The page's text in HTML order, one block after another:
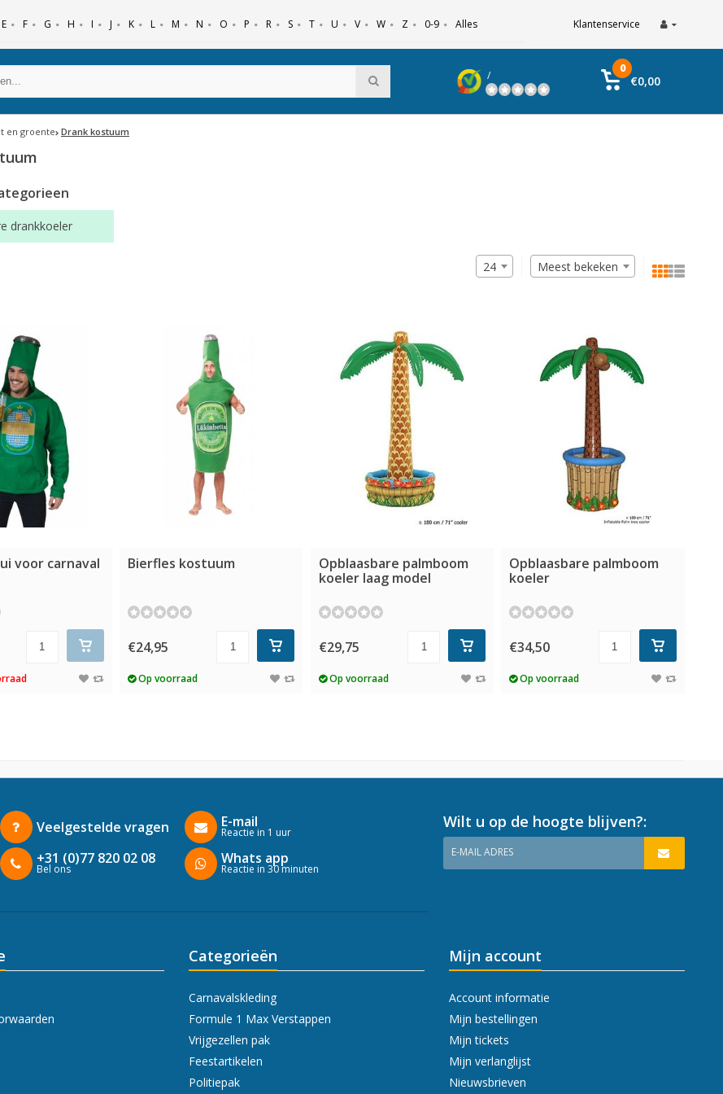
E F G H I J K L M N O P R S T U V W Z 0-9 Alles Klantenservice
/
0
€0,00
en groente Drank kostuum
drankkoeler
Meest bekeken
24
voor carnaval Bierfles kostuum
€24,95
Op voorraad
Opblaasbare palmboom
koeler laag model
€29,75
Op voorraad
Opblaasbare palmboom
koeler
€34,50
Op voorraad
Veelgestelde vragen
+31 (0)77 820 02 08
Bel ons
E-mail
Reactie in 1 uur
Whats app
Reactie in 30 minuten
Wilt u op de hoogte blijven?:
E-MAIL ADRES
Categorieën
Carnavalskleding
Formule 1 Max Verstappen
Vrijgezellen pak
Feestartikelen
Politiepak
Mijn account
Account informatie
Mijn bestellingen
Mijn tickets
Mijn verlanglijst
Nieuwsbrieven